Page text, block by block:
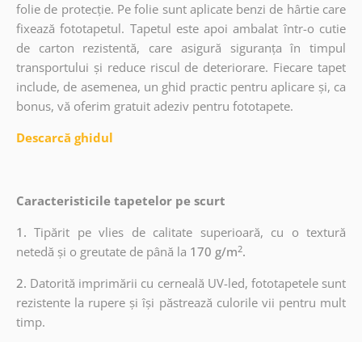
folie de protecție. Pe folie sunt aplicate benzi de hârtie care
fixează fototapetul. Tapetul este apoi ambalat într-o cutie
de carton rezistentă, care asigură siguranța în timpul
transportului și reduce riscul de deteriorare. Fiecare tapet
include, de asemenea, un ghid practic pentru aplicare și, ca
bonus, vă oferim gratuit adeziv pentru fototapete.
Descarcă ghidul
Caracteristicile tapetelor pe scurt
1.Tipărit pe vlies de calitate superioară, cu o textură
netedă și o greutate de până la 170 g/m2.
2. Datorită imprimării cu cerneală UV-led, fototapetele sunt
rezistente la rupere și își păstrează culorile vii pentru mult
timp.